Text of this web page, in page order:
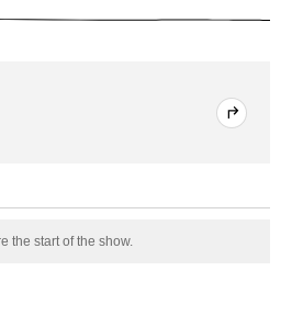
the start of the show.